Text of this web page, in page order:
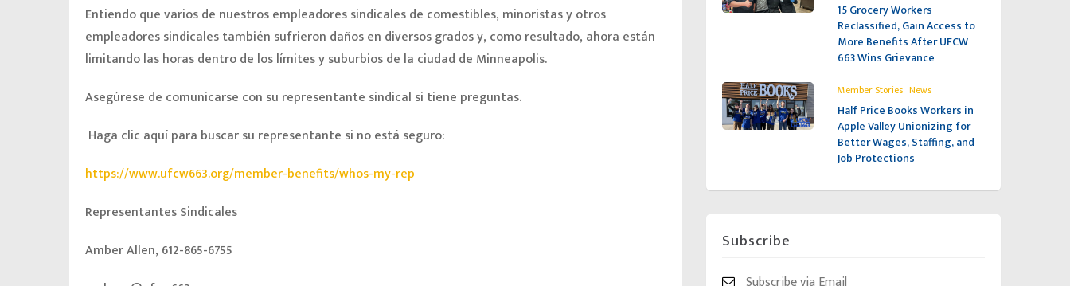
Entiendo que varios de nuestros empleadores sindicales de comestibles, minoristas y otros
empleadores sindicales también sufrieron daños en diversos grados y, como resultado, ahora están
limitando las horas dentro de los límites y suburbios de la ciudad de Minneapolis.
Asegúrese de comunicarse con su representante sindical si tiene preguntas.
Haga clic aquí para buscar su representante si no está seguro:
https://www.ufcw663.org/member-benefits/whos-my-rep
Representantes Sindicales
Amber Allen, 612-865-6755
15 Grocery Workers
Reclassified, Gain Access to
More Benefits After UFCW
663 Wins Grievance
Member Stories ,News
Half Price Books Workers in
Apple Valley Unionizing for
Better Wages, Staffing, and
Job Protections
Subscribe